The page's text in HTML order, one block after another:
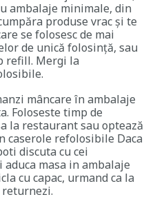
ambalaje minimale, din
produse vrac și te
se folosesc de mai
de unică folosință, sau
refill. Mergi la
mâncare în ambalaje
Foloseste timp de
la restaurant sau optează
caserole refolosibile Daca
discuta cu cei
masa in ambalaje
cu capac, urmand ca la
returnezi.